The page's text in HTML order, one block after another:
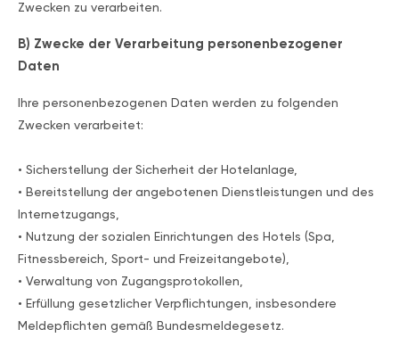
Zwecken zu verarbeiten.
B) Zwecke der Verarbeitung personenbezogener
Daten
Ihre personenbezogenen Daten werden zu folgenden
Zwecken verarbeitet:
• Sicherstellung der Sicherheit der Hotelanlage,
• Bereitstellung der angebotenen Dienstleistungen und des
Internetzugangs,
• Nutzung der sozialen Einrichtungen des Hotels (Spa,
Fitnessbereich, Sport- und Freizeitangebote),
• Verwaltung von Zugangsprotokollen,
• Erfüllung gesetzlicher Verpflichtungen, insbesondere
Meldepflichten gemäß Bundesmeldegesetz.